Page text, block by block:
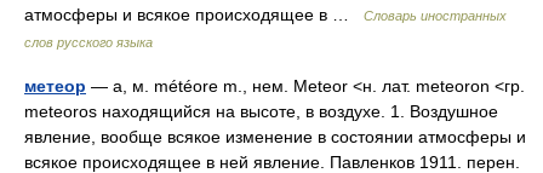
атмосферы и всякое происходящее в …
Словарь иностранных
слов русского языка
метеор — а, м. météore m., нем. Meteor <н. лат. meteoron <гр.
meteoros находящийся на высоте, в воздухе. 1. Воздушное
явление, вообще всякое изменение в состоянии атмосферы и
всякое происходящее в ней явление. Павленков 1911. перен.